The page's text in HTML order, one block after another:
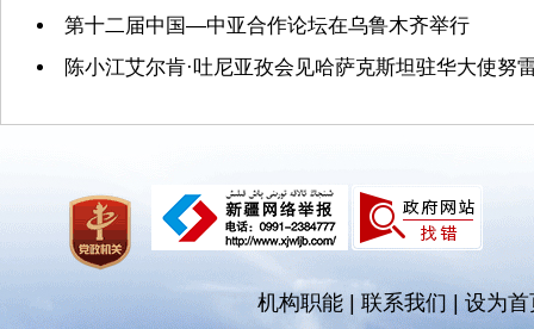
第十二届中国—中亚合作论坛在乌鲁木齐举行
陈小江艾尔肯·吐尼亚孜会见哈萨克斯坦驻华大使努
机构职能 联系我们|设为首